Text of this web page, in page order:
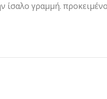
ίσαλο γραμμή.